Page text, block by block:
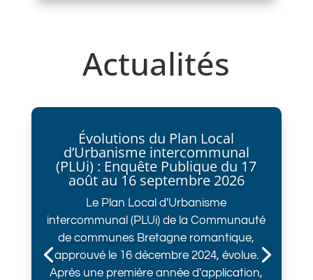
Actualités
Évolutions du Plan Local
d’Urbanisme intercommunal
(PLUi) : Enquête Publique du 17
août au 16 septembre 2026
Le Plan Local d'Urbanisme
intercommunal (PLUi) de la Communauté
de communes Bretagne romantique,
approuvé le 16 décembre 2024, évolue.
Après une première année d'application,